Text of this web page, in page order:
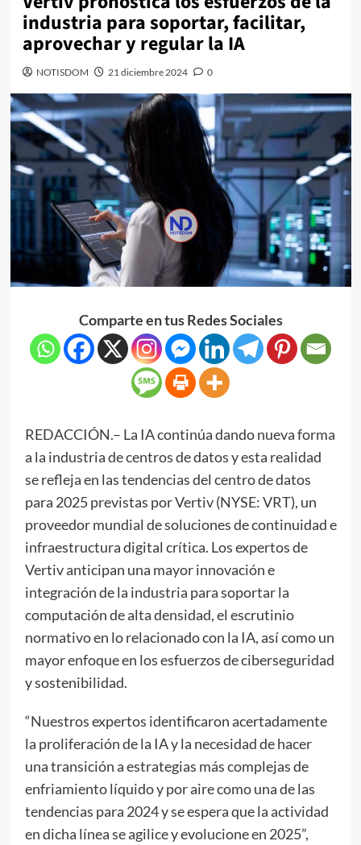
industria para soportar, facilitar,
aprovechar y regular la IA
NOTISDOM 21 diciembre 2024 0
Comparte en tus Redes Sociales
REDACCIÓN.– La IA continúa dando nueva forma
a la industria de centros de datos y esta realidad
se refleja en las tendencias del centro de datos
para 2025 previstas por Vertiv (NYSE: VRT), un
proveedor mundial de soluciones de continuidad e
infraestructura digital crítica. Los expertos de
Vertiv anticipan una mayor innovación e
integración de la industria para soportar la
computación de alta densidad, el escrutinio
normativo en lo relacionado con la IA, así como un
mayor enfoque en los esfuerzos de ciberseguridad
y sostenibilidad.
“Nuestros expertos identificaron acertadamente
la proliferación de la IA y la necesidad de hacer
una transición a estrategias más complejas de
enfriamiento líquido y por aire como una de las
tendencias para 2024 y se espera que la actividad
en dicha línea se agilice y evolucione en 2025”,